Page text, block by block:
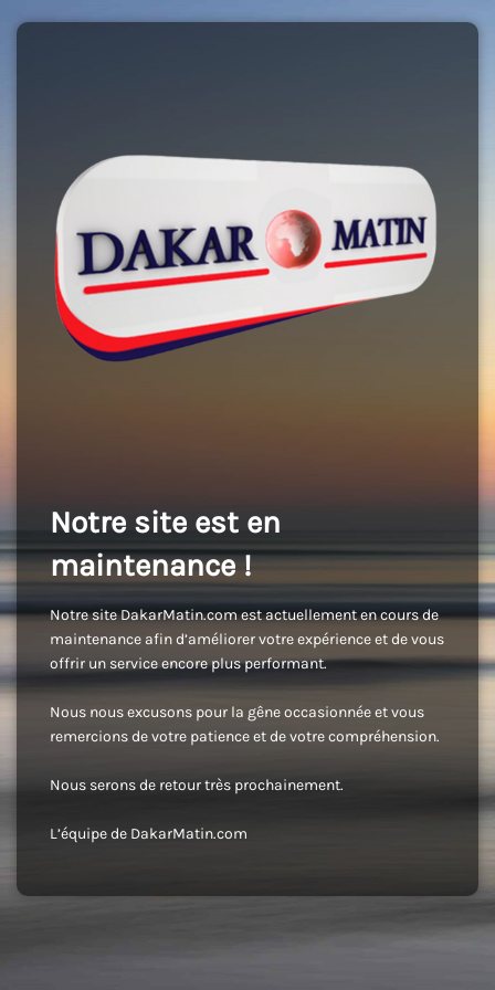
Notre site est en
maintenance !
Notre site DakarMatin.com est actuellement en cours de
maintenance afin d’améliorer votre expérience et de vous
offrir un service encore plus performant.
Nous nous excusons pour la gêne occasionnée et vous
remercions de votre patience et de votre compréhension.
Nous serons de retour très prochainement.
L’équipe de DakarMatin.com